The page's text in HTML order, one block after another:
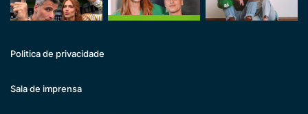
Politica de privacidade
Sala de imprensa